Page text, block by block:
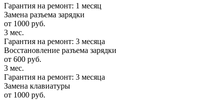
Гарантия на ремонт: 1 месяц
Замена разъема зарядки
от 1000 руб.
3 мес.
Гарантия на ремонт: 3 месяца
Восстановление разъема зарядки
от 600 руб.
3 мес.
Гарантия на ремонт: 3 месяца
Замена клавиатуры
от 1000 руб.